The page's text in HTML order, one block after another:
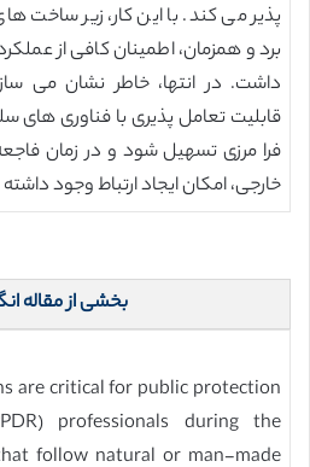
پذیر می کند. با این کار، زیر ساخت
برد و همزمان، اطمینان کافی از
داشت. در انتها، خاطر نشان می
قابلیت تعامل پذیری با فناوری های
فرا مرزی تسهیل شود و در زمان
خارجی، امکان ایجاد ارتباط وجود
بخشی از مقاله
are critical for public protection
professionals during the
follow natural or man-made